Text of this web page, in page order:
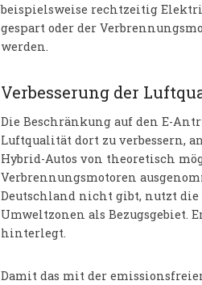
beispielsweise rechtzeitig
gespart oder der
werden.
Verbesserung der
Die Beschränkung auf den E-
Luftqualität dort zu verbessern,
Hybrid-Autos von theoretisch
Verbrennungsmotoren
Deutschland nicht gibt, nutzt
Umweltzonen als Bezugsgebiet.
hinterlegt.
Damit das mit der